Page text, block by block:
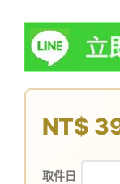
NT$
取件日